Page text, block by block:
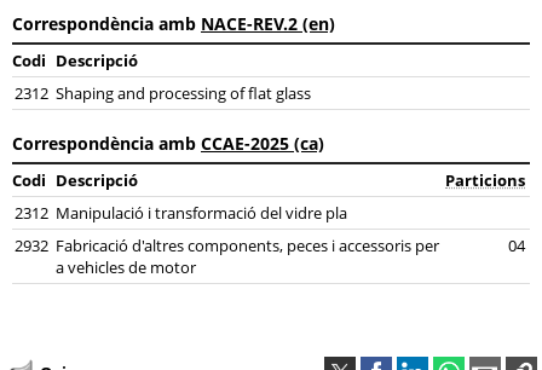
Correspondència amb NACE-REV.2 (en)
Codi Descripció
2312 Shaping and processing of flat glass
Correspondència amb CCAE-2025 (ca)
Codi Descripció
Particions
2312 Manipulació i transformació del vidre pla
2932 Fabricació d'altres components, peces i accessoris per
a vehicles de motor
04